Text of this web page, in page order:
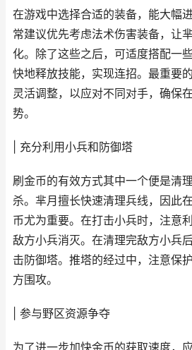
在游戏中选择合适的装备，能大幅
常建议优先考虑法术伤害装备，让
化。除了这些之后，可适度搭配一
快地释放技能，实现连招。最重要
灵活调整，以应对不同对手，确保
势。
| 充分利用小兵和防御塔
刷金币的有效方式其中一个便是清
杀。芈月擅长快速清理兵线，因此
币尤为重要。在打击小兵时，注意
敌方小兵消灭。在清理完敌方小兵
击防御塔。推塔的经过中，注意保
方围攻。
| 参与野区资源争夺